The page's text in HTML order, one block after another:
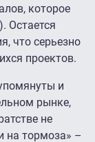
которое
). Остается
что серьезно
проектов.
и
рынке,
не
на тормоза» –